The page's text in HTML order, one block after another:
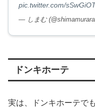
pic.twitter.com/
— しまむ
ドンキホーテ
実は、ドンキホーテで